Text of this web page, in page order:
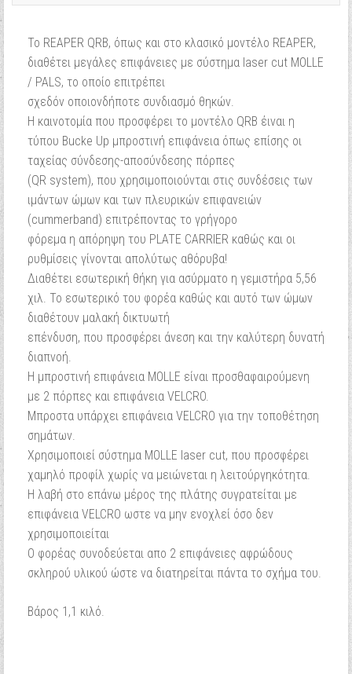
Το REAPER QRB, όπως και στο κλασικό μοντέλο REAPER,
διαθέτει μεγάλες επιφάνειες με σύστημα laser cut MOLLE
/ PALS, το οποίο επιτρέπει
σχεδόν οποιονδήποτε συνδιασμό θηκών.
Η καινοτομία που προσφέρει το μοντέλο QRB έιναι η
τύπου Bucke Up μπροστινή επιφάνεια όπως επίσης οι
ταχείας σύνδεσης-αποσύνδεσης πόρπες
(QR system), που χρησιμοποιούνται στις συνδέσεις των
ιμάντων ώμων και των πλευρικών επιφανειών
(cummerband) επιτρέποντας το γρήγορο
φόρεμα η απόρηψη του PLATE CARRIER καθώς και οι
ρυθμίσεις γίνονται απολύτως αθόρυβα!
Διαθέτει εσωτερική θήκη για ασύρματο η γεμιστήρα 5,56
χιλ. Το εσωτερικό του φορέα καθώς και αυτό των ώμων
διαθέτουν μαλακή δικτυωτή
επένδυση, που προσφέρει άνεση και την καλύτερη δυνατή
διαπνοή.
Η μπροστινή επιφάνεια MOLLE είναι προσθαφαιρούμενη
με 2 πόρπες και επιφάνεια VΕLCRO.
Μπροστα υπάρχει επιφάνεια VΕLCRO για την τοποθέτηση
σημάτων.
Χρησιμοποιεί σύστημα MOLLE laser cut, που προσφέρει
χαμηλό προφίλ χωρίς να μειώνεται η λειτούργηκότητα.
Η λαβή στο επάνω μέρος της πλάτης συγρατείται με
επιφάνεια VΕLCRO ωστε να μην ενοχλεί όσο δεν
χρησιμοποιείται
Ο φορέας συνοδεύεται απο 2 επιφάνειες αφρώδους
σκληρού υλικού ώστε να διατηρείται πάντα το σχήμα του.
Βάρος 1,1 κιλό.